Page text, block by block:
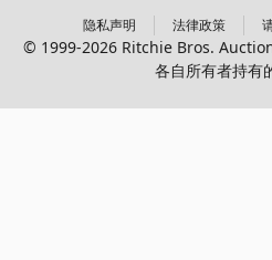
隐私声明 法律政策
© 1999-2026 Ritchie Bros.
各自所有者持有